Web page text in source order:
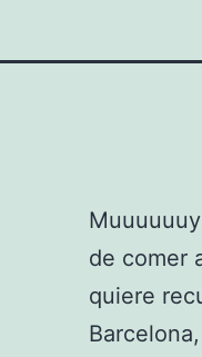
de comer
quiere
Barcelona,